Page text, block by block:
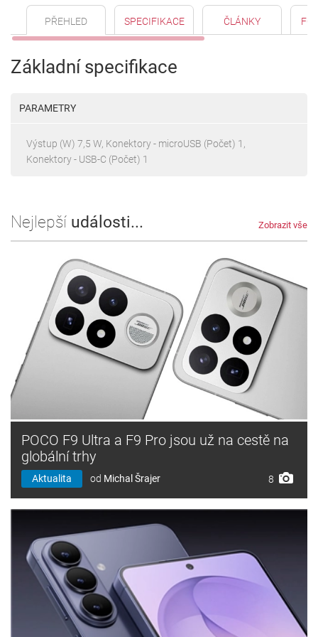
PŘEHLED SPECIFIKACE ČLÁNKY
Základní specifikace
PARAMETRY
Výstup (W) 7,5 W, Konektory - microUSB (Počet) 1,
Konektory - USB-C (Počet) 1
Nejlepší události... Zobrazit vše
POCO F9 Ultra a F9 Pro jsou už na cestě na
globální trhy
Aktualita od Michal Šrajer 8